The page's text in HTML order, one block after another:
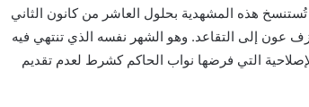
هذه المشهدية بحلول العاشر من كانون الثاني
عون إلى التقاعد. وهو الشهر نفسه الذي تنتهي فيه
التي فرضها نواب الحاكم كشرط لعدم تقديم